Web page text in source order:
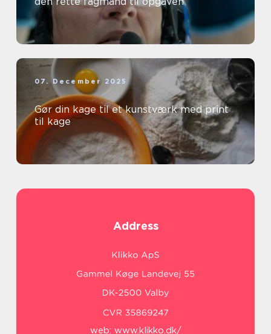
07. December 2025
Gør din kage til et kunstværk med print
til kage
Address
web: www.klikko.dk/